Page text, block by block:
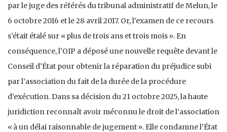
par le juge des référés du tribunal administratif de Melun, le
6 octobre 2016 et le 28 avril 2017. Or, l’examen de ce recours
s’était étalé sur « plus de trois ans et trois mois ». En
conséquence, l’OIP a déposé une nouvelle requête devant le
Conseil d’État pour obtenir la réparation du préjudice subi
par l’association du fait de la durée de la procédure
d’exécution. Dans sa décision du 21 octobre 2025, la haute
juridiction reconnaît avoir méconnu le droit de l’association
« à un délai raisonnable de jugement ». Elle condamne l’État